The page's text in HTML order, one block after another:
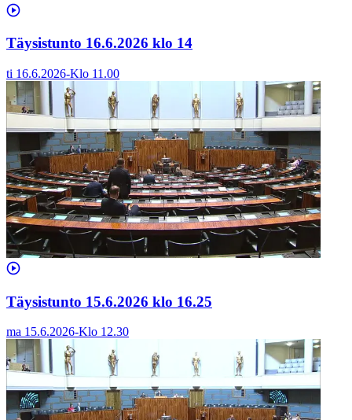
Täysistunto 16.6.2026 klo 14
ti 16.6.2026-Klo 11.00
Täysistunto 15.6.2026 klo 16.25
ma 15.6.2026-Klo 12.30